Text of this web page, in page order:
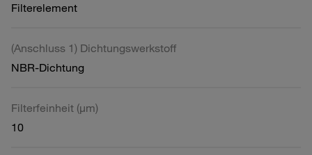
Filterelement
(Anschluss 1) Dichtungswerkstoff
NBR-Dichtung
Filterfeinheit (µm)
10